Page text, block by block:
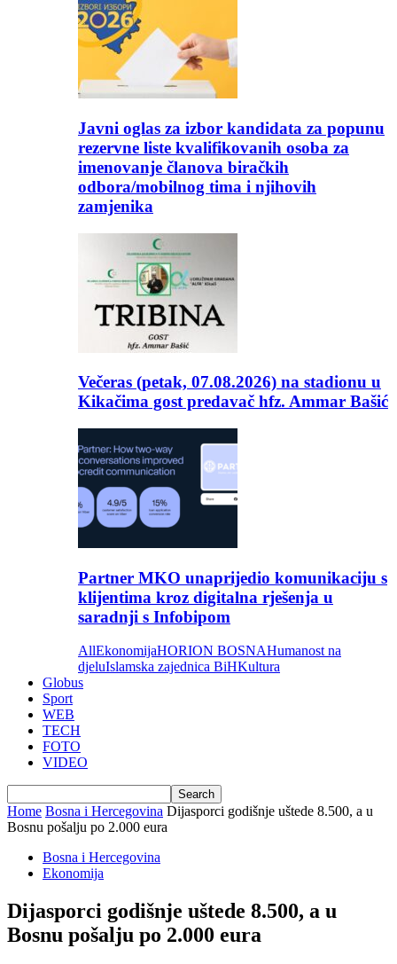
Javni oglas za izbor kandidata za popunu
rezervne liste kvalifikovanih osoba za
imenovanje članova biračkih
odbora/mobilnog tima i njihovih
zamjenika
Večeras (petak, 07.08.2026) na stadionu u
Kikačima gost predavač hfz. Ammar Bašić
Partner MKO unaprijedio komunikaciju s
klijentima kroz digitalna rješenja u
saradnji s Infobipom
AllEkonomijaHORION BOSNAHumanost na
djeluIslamska zajednica BiHKultura
Globus
Sport
WEB
TECH
FOTO
VIDEO
Home Bosna i Hercegovina Dijasporci godišnje uštede 8.500, a u
Bosnu pošalju po 2.000 eura
Bosna i Hercegovina
Ekonomija
Dijasporci godišnje uštede 8.500, a u
Bosnu pošalju po 2.000 eura